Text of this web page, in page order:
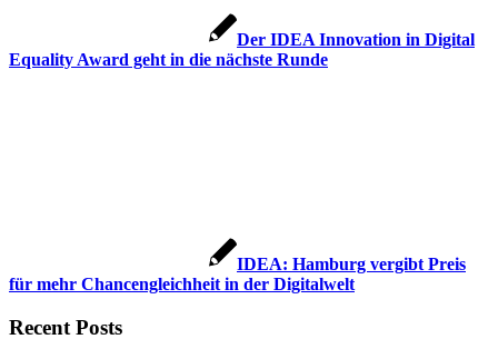
Der IDEA Innovation in Digital
Equality Award geht in die nächste Runde
IDEA: Hamburg vergibt Preis
für mehr Chancengleichheit in der Digitalwelt
Recent Posts